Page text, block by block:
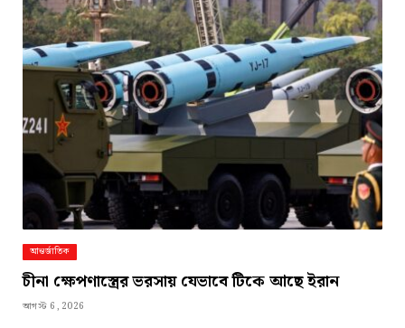
আন্তর্জাতিক
চীনা ক্ষেপণাস্ত্রের ভরসায় যেভাবে টিকে আছে ইরান
আগস্ট 6, 2026